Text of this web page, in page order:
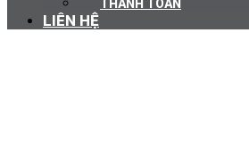
THANH TOÁN
LIÊN HỆ